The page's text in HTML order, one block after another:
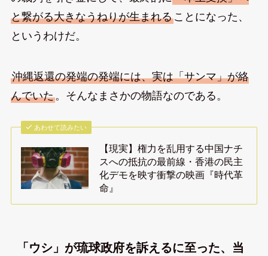
と繋がる大きなうねりが生まれることになった、
というわけだ。
沖縄返還の発端の発端には、実は「サンマ」が絡
んでいた。そんなまさかの物語なのである。
あわせて読みたい
【現実】権力を乱用する中国ナチ
スへの抵抗の最前線・香港の民主
化デモを映す衝撃の映画『時代革
命』
「ウシ」が琉球政府を訴えるに至った、当